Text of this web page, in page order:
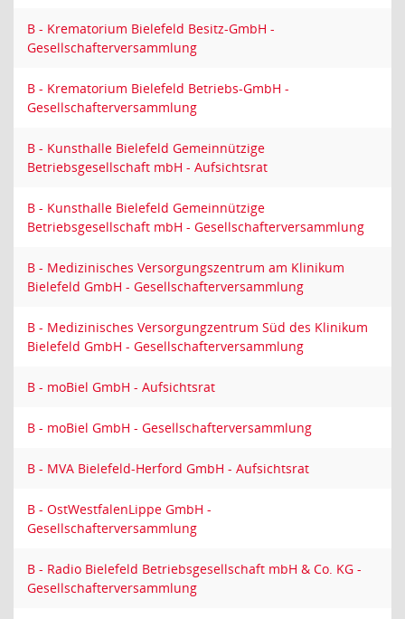
B - Krematorium Bielefeld Besitz-GmbH -
Gesellschafterversammlung
B - Krematorium Bielefeld Betriebs-GmbH -
Gesellschafterversammlung
B - Kunsthalle Bielefeld Gemeinnützige
Betriebsgesellschaft mbH - Aufsichtsrat
B - Kunsthalle Bielefeld Gemeinnützige
Betriebsgesellschaft mbH - Gesellschafterversammlung
B - Medizinisches Versorgungszentrum am Klinikum
Bielefeld GmbH - Gesellschafterversammlung
B - Medizinisches Versorgungzentrum Süd des Klinikum
Bielefeld GmbH - Gesellschafterversammlung
B - moBiel GmbH - Aufsichtsrat
B - moBiel GmbH - Gesellschafterversammlung
B - MVA Bielefeld-Herford GmbH - Aufsichtsrat
B - OstWestfalenLippe GmbH -
Gesellschafterversammlung
B - Radio Bielefeld Betriebsgesellschaft mbH & Co. KG -
Gesellschafterversammlung